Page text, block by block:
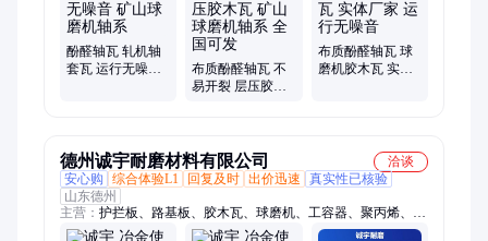
酚醛轴瓦 轧机轴
套瓦 运行无噪音
布质酚醛轴瓦 不
易开裂 层压胶木
布质酚醛轴瓦 球
磨机胶木瓦 实体
德州诚宇耐磨材料有限公司
洽谈
安心购
综合体验L1 回复及时 出价迅速
真实性已核验
山东德州
主营： 护拦板、路基板、胶木瓦、球磨机、工容器、聚丙烯、刮
水板、尼龙pa6、加工件、护舷板、尼龙管、注塑件、电镀槽、